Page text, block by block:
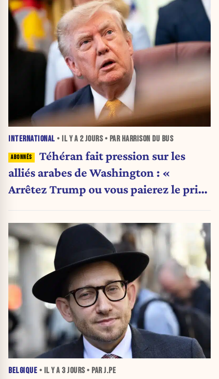
INTERNATIONAL • IL Y A 2 JOURS• PAR HARRISON DU BUS
Téhéran fait pression sur les
alliés arabes de Washington : «
Arrêtez Trump ou vous paierez le prix
BELGIQUE • IL Y A 3 JOURS• PAR J.PE